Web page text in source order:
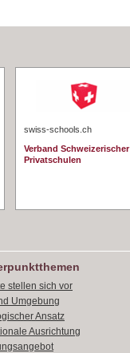
swiss-schools.ch
Verband Schweizerischer
Privatschulen
stellen sich vor
Umgebung
Ansatz
Ausrichtung